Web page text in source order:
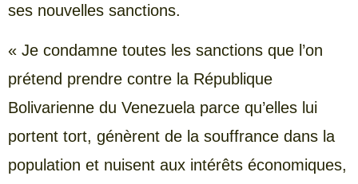
ses nouvelles sanctions.
« Je condamne toutes les sanctions que l’on
prétend prendre contre la République
Bolivarienne du Venezuela parce qu’elles lui
portent tort, génèrent de la souffrance dans la
population et nuisent aux intérêts économiques,